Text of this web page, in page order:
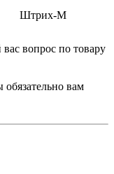
Штрих-М
вопрос по товару
вам